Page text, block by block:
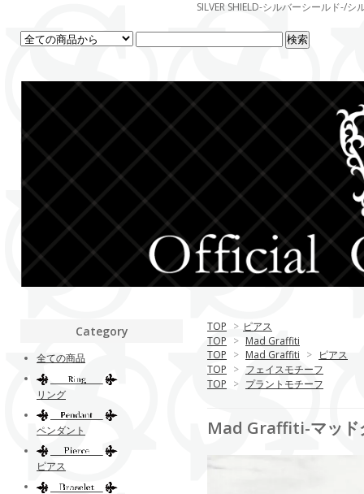
SILVER SHIELD-シルバーシールド-/
TOP > ピアス
TOP > Mad Graffiti
TOP > Mad Graffiti > ピアス
TOP > フェイスモチーフ
TOP > プラントモチーフ
Mad Graffiti-マッド
Category
全ての商品
リング
ペンダント
ピアス